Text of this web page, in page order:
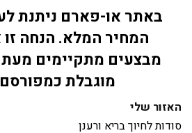
באתר או-פארם ניתנת
המחיר המלא. הנחה
מבצעים מתקיימים
מוגבלת
האזור שלי
סודות לחיוך בריא ורענן